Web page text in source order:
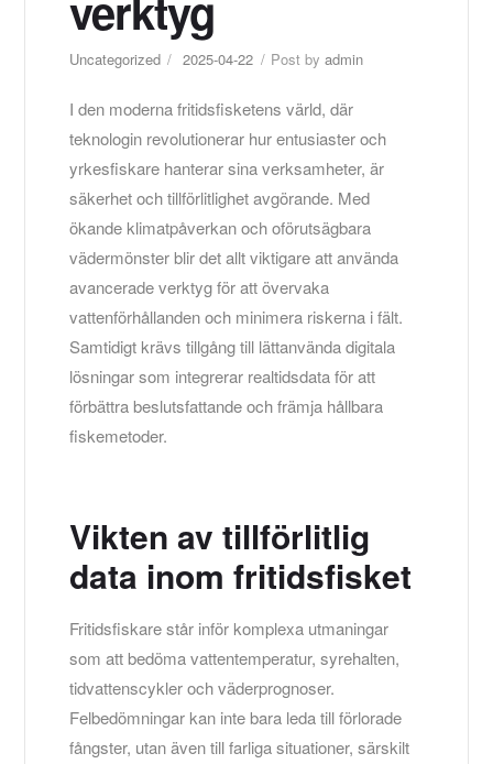
Uncategorized 2025-04-22 Post byadmin
I den moderna fritidsfisketens värld, där
teknologin revolutionerar hur entusiaster och
yrkesfiskare hanterar sina verksamheter, är
säkerhet och tillförlitlighet avgörande. Med
ökande klimatpåverkan och oförutsägbara
vädermönster blir det allt viktigare att använda
avancerade verktyg för att övervaka
vattenförhållanden och minimera riskerna i fält.
Samtidigt krävs tillgång till lättanvända digitala
lösningar som integrerar realtidsdata för att
förbättra beslutsfattande och främja hållbara
fiskemetoder.
Vikten av tillförlitlig
data inom fritidsfisket
Fritidsfiskare står inför komplexa utmaningar
som att bedöma vattentemperatur, syrehalten,
tidvattenscykler och väderprognoser.
Felbedömningar kan inte bara leda till förlorade
fångster, utan även till farliga situationer, särskilt